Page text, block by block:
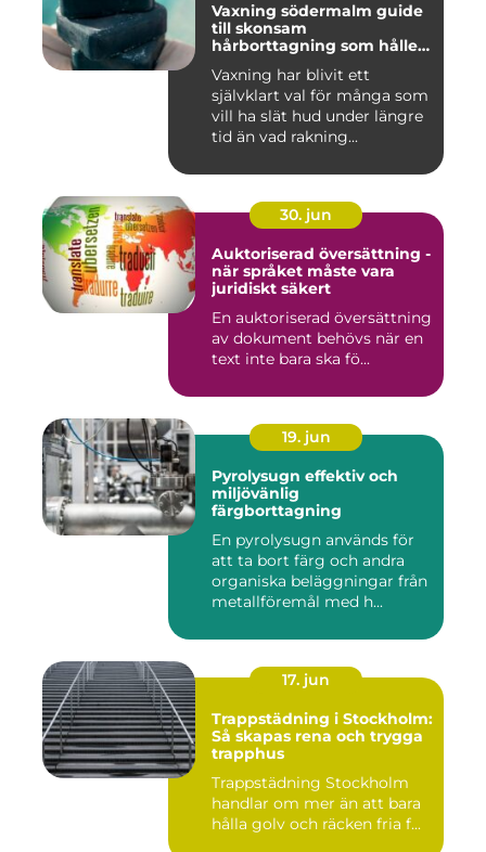
Vaxning södermalm guide
till skonsam
hårborttagning som håller
Vaxning har blivit ett
självklart val för många som
vill ha slät hud under längre
tid än vad rakning...
30. jun
Auktoriserad översättning -
när språket måste vara
juridiskt säkert
En auktoriserad översättning
av dokument behövs när en
text inte bara ska fö...
19. jun
Pyrolysugn effektiv och
miljövänlig
färgborttagning
En pyrolysugn används för
att ta bort färg och andra
organiska beläggningar från
metallföremål med h...
17. jun
Trappstädning i Stockholm:
Så skapas rena och trygga
trapphus
Trappstädning Stockholm
handlar om mer än att bara
hålla golv och räcken fria f...